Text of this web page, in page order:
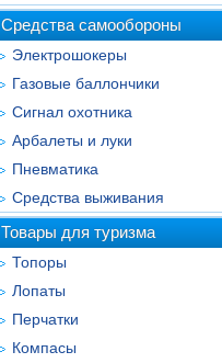
Средства самообороны
Электрошокеры
Газовые баллончики
Сигнал охотника
Арбалеты и луки
Пневматика
Средства выживания
Товары для туризма
Топоры
Лопаты
Перчатки
Компасы